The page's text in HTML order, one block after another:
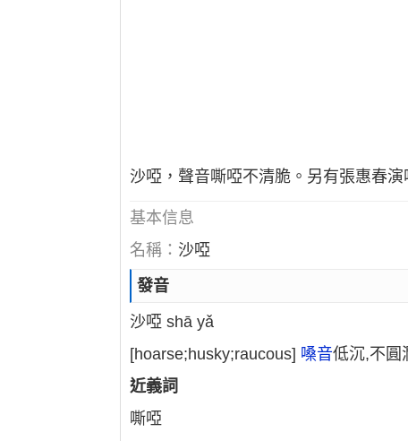
沙啞，聲音嘶啞不清脆。另有張惠春演
基本信息
名稱： 沙啞
發音
沙啞 shā yǎ
[hoarse;husky;raucous] 嗓音低沉,不圓
近義詞
嘶啞